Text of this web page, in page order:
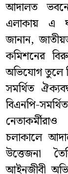
আদালত
এলাকায় এ
জানান,
কমিশনের
অভিযোগ তুলে
সমর্থিত
বিএনপি-
চলাকালে
উত্তেজনা
আইনজীবী